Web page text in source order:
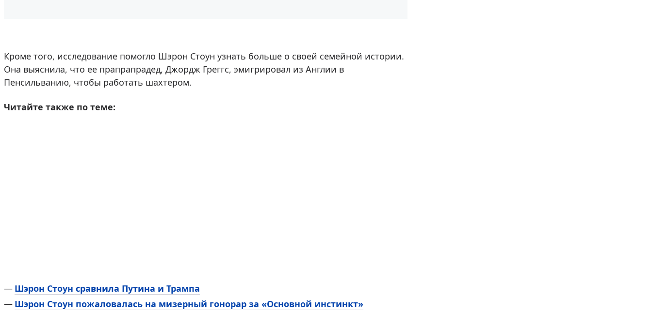
Кроме того, исследование помогло Шэрон Стоун узнать больше о своей семейной истории.
Она выяснила, что ее прапрапрадед, Джордж Греггс, эмигрировал из Англии в
Пенсильванию, чтобы работать шахтером.
Читайте также по теме:
Шэрон Стоун сравнила Путина и Трампа
Шэрон Стоун пожаловалась на мизерный гонорар за «Основной инстинкт»